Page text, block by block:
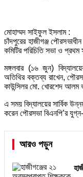
মোহাম্মদ সাইফুল ইসলাম :
চাঁদপুরের হাজীগঞ্জ
কমিটির পরিচিতি সভা ও
মঙ্গলবার (১৬ জুন)
অতিথির বক্তব্য রাখেন,
কাউন্সিলর মো. খোরশেদ আলম
এ সময় বিদ্যালয়ের সার্বিক
করেন পৌরসভা বিএনপি’র
আরও পড়ুন